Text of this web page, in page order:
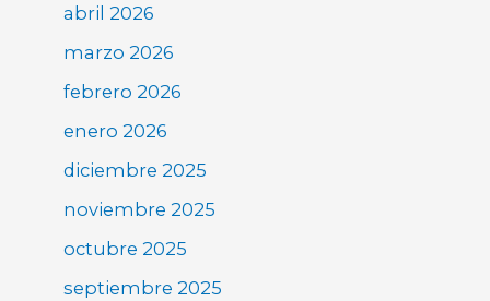
abril 2026
marzo 2026
febrero 2026
enero 2026
diciembre 2025
noviembre 2025
octubre 2025
septiembre 2025